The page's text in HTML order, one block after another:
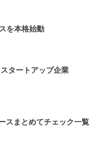
を本格始動
タートアップ企業
スまとめてチェック一覧